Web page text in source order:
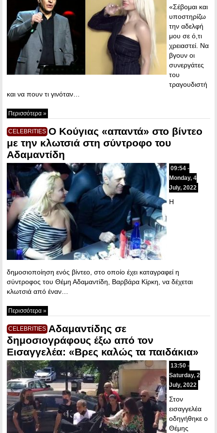
«Σέβομαι και
υποστηρίζω
την αδελφή
μου σε ό,τι
χρειαστεί. Να
βγουν οι
συνεργάτες
του
τραγουδιστή
και να πουν τι γινόταν…
Περισσότερα »
CELEBRITIES Ο Κούγιας «απαντά» στο βίντεο
με την κλωτσιά στη σύντροφο του
Αδαμαντίδη
09:54 -
Monday, 4
July, 2022
Η
δημοσιοποίηση ενός βίντεο, στο οποίο έχει καταγραφεί η
σύντροφος του Θέμη Αδαμαντίδη, Βαρβάρα Κίρκη, να δέχεται
κλωτσιά από έναν…
Περισσότερα »
CELEBRITIES Αδαμαντίδης σε
δημοσιογράφους έξω από τον
Εισαγγελέα: «Βρες καλώς τα παιδάκια»
13:50 -
Saturday, 2
July, 2022
Στον
εισαγγελέα
οδηγήθηκε ο
Θέμης